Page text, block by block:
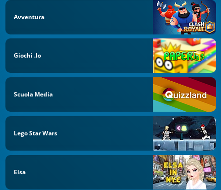
Avventura
Giochi .io
Scuola Media
Lego Star Wars
Elsa